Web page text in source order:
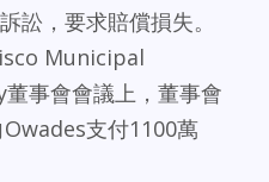
訟，要求賠償損失。
Municipal
事會會議上，董事會
支付1100萬